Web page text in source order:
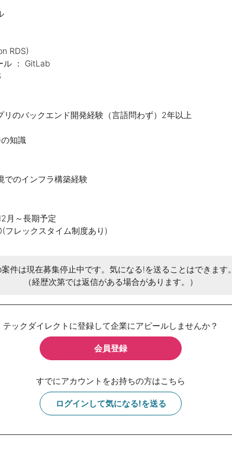
RDS)
ル ： GitLab
リのバックエンド開発経験（言語問わず）2年以上
知識
でのインフラ構築経験
月～長期予定
フレックスタイム制度あり)
案件は現在募集停止中です。気になる!を送ることはできます。
（経歴次第では返信がある場合があります。）
テックダイレクトに登録して企業にアピールしませんか？
会員登録
すでにアカウントをお持ちの方はこちら
ログインして気になる!を送る